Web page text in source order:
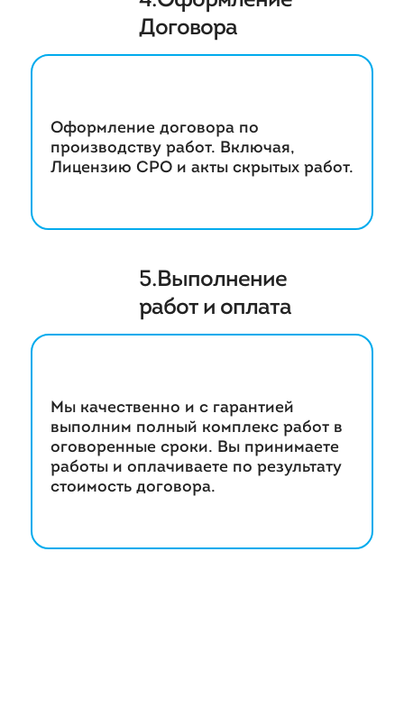
Договора
Оформление договора по
производству работ. Включая,
Лицензию СРО и акты скрытых работ.
5.Выполнение
работ и оплата
Мы качественно и с гарантией
выполним полный комплекс работ в
оговоренные сроки. Вы принимаете
работы и оплачиваете по результату
стоимость договора.